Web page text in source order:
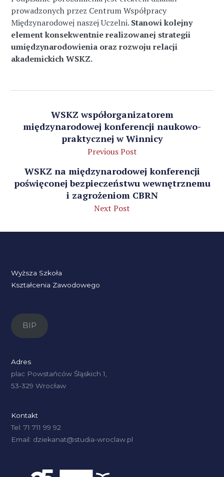
prowadzonych przez Centrum Współpracy
Międzynarodowej naszej Uczelni. Stanowi kolejny
element konsekwentnie realizowanej strategii
umiędzynarodowienia oraz rozwoju relacji
akademickich WSKZ.
WSKZ współorganizatorem
międzynarodowej konferencji naukowo-
praktycznej w Winnicy
Previous Post
WSKZ na międzynarodowej konferencji
poświęconej bezpieczeństwu wewnętrznemu
i zagrożeniom CBRN
Next Post
Wyższa Szkoła
Kształcenia Zawodowego
BIP
Adres
plac Powstańców Śląskich 1,
53-329 Wrocław
Kontakt
Tel: 71 711 99 92
Email: dziekanat@studia-wroclaw.pl